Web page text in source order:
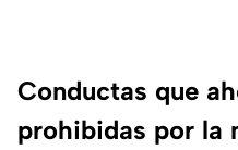
Conductas que
prohibidas por la